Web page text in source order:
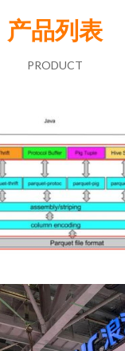
产品列表
PRODUCT